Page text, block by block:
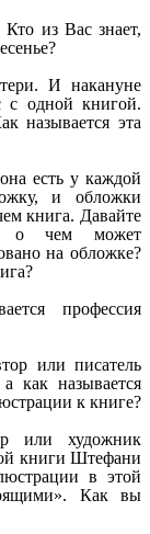
Кто из Вас знает,
И накануне
с одной книгой.
называется эта
есть у каждой
и обложки
книга. Давайте
о чем может
на обложке?
профессия
или писатель
как называется
к книге?
или художник
книги Штефани
в этой
Как вы